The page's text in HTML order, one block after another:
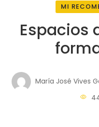
MI
Espacios
María José Vives